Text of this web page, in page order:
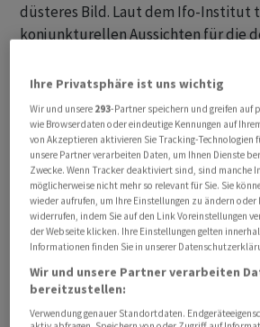
düsteres Bild. Laut dem Ifo-Institut
konjunkturellen Aussichten für die
kritischer als bislang gesehen. "Nach
Rückgang in Folge weist das Ifo-
klar nach unten wie die anderen
Volkswirt Jörg Krämer von der
Krämer zufolge deutet der breite
Frühindikatoren in der zweiten
erneutes Schrumpfen der
es auch im restlichen Euroraum
dürfte dies die Position derjenigen
Ihre Privatsphäre ist uns wichtig
Wir und unsere 293-Partner speichern und greifen auf
wie Browserdaten oder eindeutige Kennungen auf
von Akzeptieren aktivieren Sie Tracking-Technologien
unsere Partner verarbeiten Daten, um Ihnen Dienste
Zwecke. Wenn Tracker deaktiviert sind, sind manche
möglicherweise nicht mehr so relevant für Sie. Sie
wieder aufrufen, um Ihre Einstellungen zu ändern oder
widerrufen, indem Sie auf den Link Voreinstellungen
der Webseite klicken. Ihre Einstellungen gelten
Informationen finden Sie in unserer
Wir und unsere Partner verarbeiten
bereitzustellen:
Verwendung genauer Standortdaten.